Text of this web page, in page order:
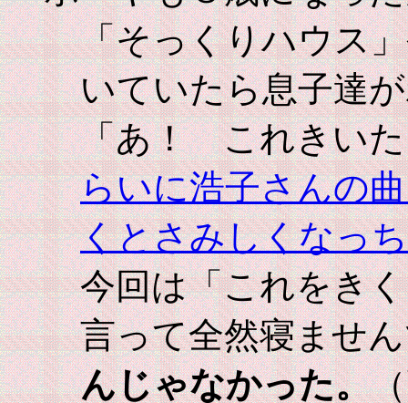
「そっくりハウス
いていたら息子達
「あ！ これきいた
らいに浩子さんの
くとさみしくなっ
今回は「これをき
言って全然寝ませ
んじゃなかった。